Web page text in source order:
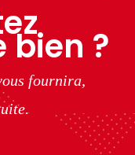
bien ?
fournira,